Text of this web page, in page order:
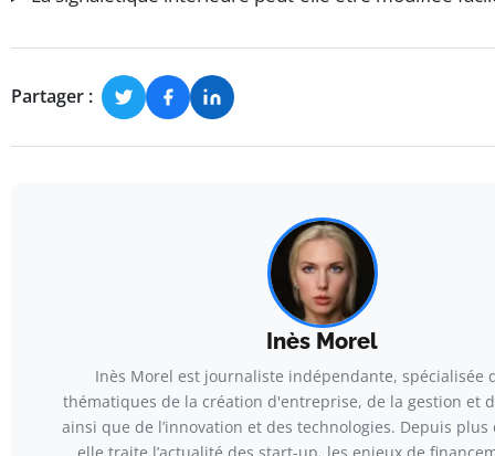
Partager :
Inès Morel
Inès Morel est journaliste indépendante, spécialisée
thématiques de la création d'entreprise, de la gestion et
ainsi que de l’innovation et des technologies. Depuis plus